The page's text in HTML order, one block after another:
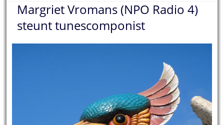
Margriet Vromans (NPO Radio 4)
steunt tunescomponist